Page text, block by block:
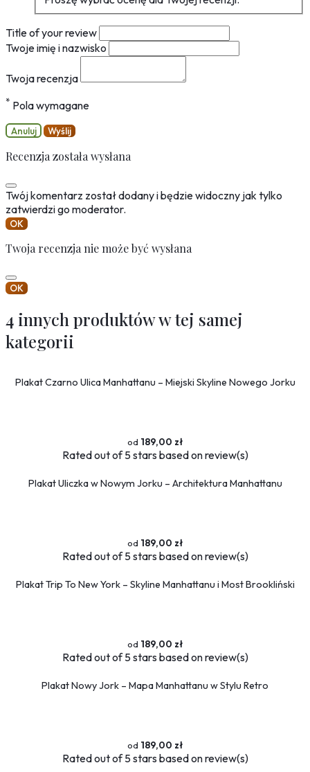
Title of your review
Twoje imię i nazwisko
Twoja recenzja
* Pola wymagane
Anuluj Wyślij
Recenzja została wysłana
Twój komentarz został dodany i będzie widoczny jak tylko
zatwierdzi go moderator.
OK
Twoja recenzja nie może być wysłana
OK
4 innych produktów w tej samej
kategorii
Plakat Czarno Ulica Manhattanu – Miejski Skyline Nowego Jorku
189,00 zł
Ratedout of 5 stars based onreview(s)
Plakat Uliczka w Nowym Jorku – Architektura Manhattanu
189,00 zł
Ratedout of 5 stars based onreview(s)
Plakat Trip To New York – Skyline Manhattanu i Most Brookliński
189,00 zł
Ratedout of 5 stars based onreview(s)
Plakat Nowy Jork – Mapa Manhattanu w Stylu Retro
189,00 zł
Ratedout of 5 stars based onreview(s)